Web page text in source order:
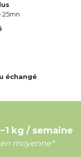
25mn
échangé
−1 kg / semaine
en moyenne*